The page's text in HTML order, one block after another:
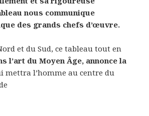
nous communique
des grands chefs d’œuvre.
et du Sud, ce tableau tout en
l’art du Moyen Âge, annonce la
mettra l’homme au centre du